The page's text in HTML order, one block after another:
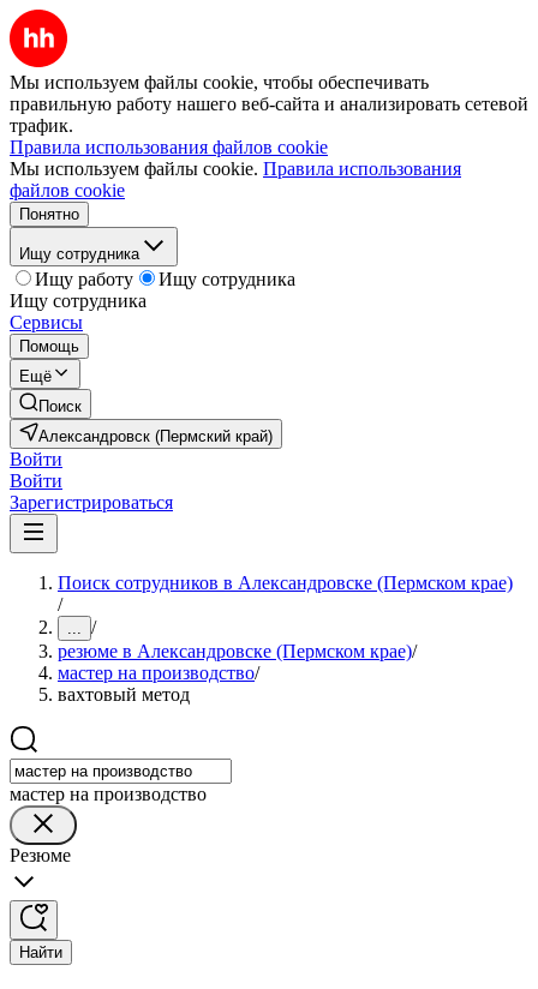
Мы используем файлы cookie, чтобы обеспечивать
правильную работу нашего веб-сайта и анализировать сетевой
трафик.
Правила использования файлов cookie
Мы используем файлы cookie. Правила использования
файлов cookie
Понятно
Ищу сотрудника
Ищу работу
Ищу сотрудника
Ищу сотрудника
Сервисы
Помощь
Ещё
Поиск
Александровск (Пермский край)
Войти
Войти
Зарегистрироваться
Поиск сотрудников в Александровске (Пермском крае)
/
... /
резюме в Александровске (Пермском крае)/
мастер на производство/
вахтовый метод
мастер на производство
Резюме
Найти